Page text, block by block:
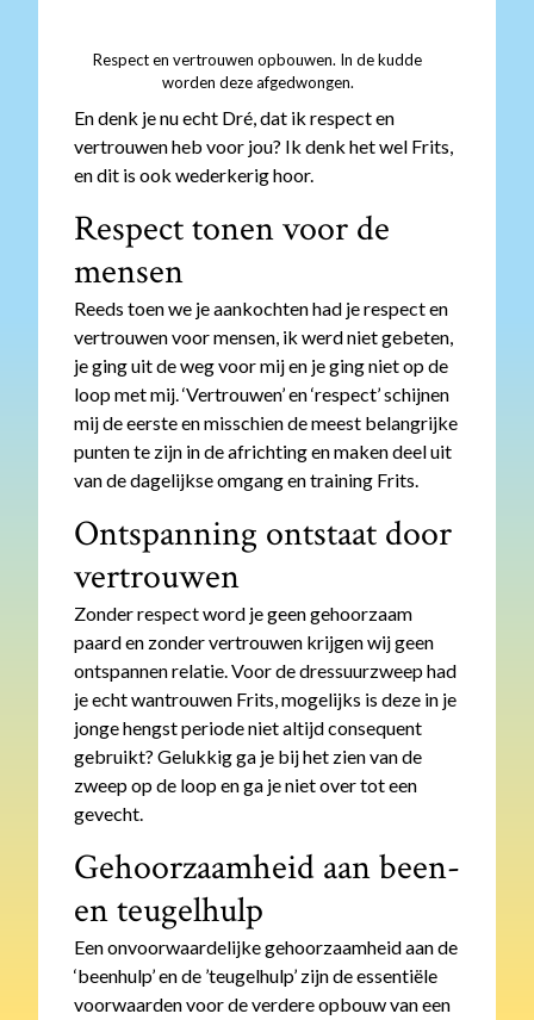
Respect en vertrouwen opbouwen. In de kudde
worden deze afgedwongen.
En denk je nu echt Dré, dat ik respect en
vertrouwen heb voor jou? Ik denk het wel Frits,
en dit is ook wederkerig hoor.
Respect tonen voor de
mensen
Reeds toen we je aankochten had je respect en
vertrouwen voor mensen, ik werd niet gebeten,
je ging uit de weg voor mij en je ging niet op de
loop met mij. ‘Vertrouwen’ en ‘respect’ schijnen
mij de eerste en misschien de meest belangrijke
punten te zijn in de africhting en maken deel uit
van de dagelijkse omgang en training Frits.
Ontspanning ontstaat door
vertrouwen
Zonder respect word je geen gehoorzaam
paard en zonder vertrouwen krijgen wij geen
ontspannen relatie. Voor de dressuurzweep had
je echt wantrouwen Frits, mogelijks is deze in je
jonge hengst periode niet altijd consequent
gebruikt? Gelukkig ga je bij het zien van de
zweep op de loop en ga je niet over tot een
gevecht.
Gehoorzaamheid aan been-
en teugelhulp
Een onvoorwaardelijke gehoorzaamheid aan de
‘beenhulp’ en de ’teugelhulp’ zijn de essentiële
voorwaarden voor de verdere opbouw van een